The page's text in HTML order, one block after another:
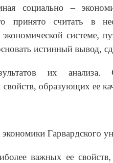
социально –
принято считать в
системе,
истинный вывод,
их анализа.
свойств, образующих ее
Гарвардского
важных ее